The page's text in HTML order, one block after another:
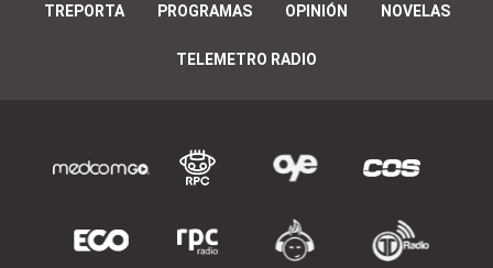
TREPORTA PROGRAMAS OPINIÓN NOVELAS
TELEMETRO RADIO